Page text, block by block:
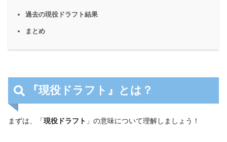
過去の現役ドラフト結果
まとめ
『現役ドラフト』とは？
まずは、「 現役ドラフト 」の意味について理解しましょう！